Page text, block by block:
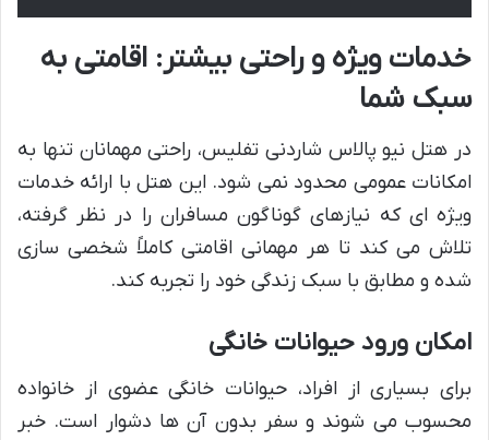
خدمات ویژه و راحتی بیشتر: اقامتی به
سبک شما
در هتل نیو پالاس شاردنی تفلیس، راحتی مهمانان تنها به
امکانات عمومی محدود نمی شود. این هتل با ارائه خدمات
ویژه ای که نیازهای گوناگون مسافران را در نظر گرفته،
تلاش می کند تا هر مهمانی اقامتی کاملاً شخصی سازی
شده و مطابق با سبک زندگی خود را تجربه کند.
امکان ورود حیوانات خانگی
برای بسیاری از افراد، حیوانات خانگی عضوی از خانواده
محسوب می شوند و سفر بدون آن ها دشوار است. خبر